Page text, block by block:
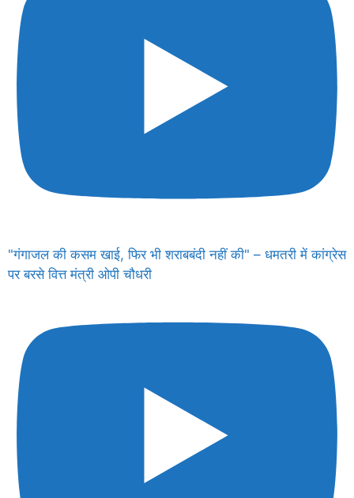
"गंगाजल की कसम खाई, फिर भी शराबबंदी नहीं की" – धमतरी में कांग्रेस
पर बरसे वित्त मंत्री ओपी चौधरी